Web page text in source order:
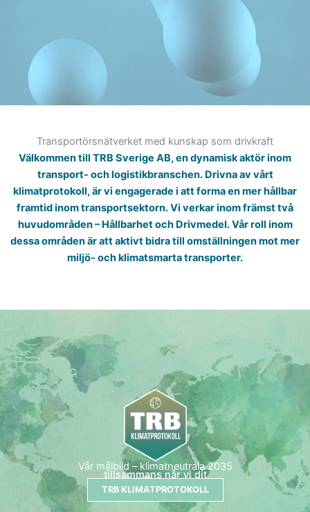
Transportörsnätverket med kunskap som drivkraft
Välkommen till TRB Sverige AB, en dynamisk aktör inom
transport- och logistikbranschen. Drivna av vårt
klimatprotokoll, är vi engagerade i att forma en mer hållbar
framtid inom transportsektorn. Vi verkar inom främst två
huvudområden – Hållbarhet och Drivmedel. Vår roll inom
dessa områden är att aktivt bidra till omställningen mot mer
miljö- och klimatsmarta transporter.
Vår målbild – klimatneutrala 2035
tillsammans når vi dit
TRB KLIMATPROTOKOLL